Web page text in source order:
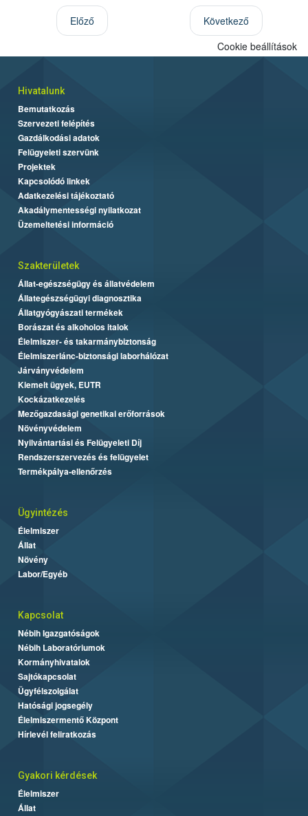
Előző
Következő
Cookie beállítások
Hivatalunk
Bemutatkozás
Szervezeti felépítés
Gazdálkodási adatok
Felügyeleti szervünk
Projektek
Kapcsolódó linkek
Adatkezelési tájékoztató
Akadálymentességi nyilatkozat
Üzemeltetési információ
Szakterületek
Állat-egészségügy és állatvédelem
Állategészségügyi diagnosztika
Állatgyógyászati termékek
Borászat és alkoholos italok
Élelmiszer- és takarmánybiztonság
Élelmiszerlánc-biztonsági laborhálózat
Járványvédelem
Kiemelt ügyek, EUTR
Kockázatkezelés
Mezőgazdasági genetikai erőforrások
Növényvédelem
Nyilvántartási és Felügyeleti Díj
Rendszerszervezés és felügyelet
Termékpálya-ellenőrzés
Ügyintézés
Élelmiszer
Állat
Növény
Labor/Egyéb
Kapcsolat
Nébih Igazgatóságok
Nébih Laboratóriumok
Kormányhivatalok
Sajtókapcsolat
Ügyfélszolgálat
Hatósági jogsegély
Élelmiszermentő Központ
Hírlevél feliratkozás
Gyakori kérdések
Élelmiszer
Állat